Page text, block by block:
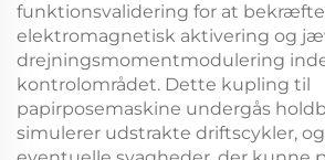
funktionsvalidering for at
elektromagnetisk aktivering og
drejningsmomentmodulering
kontrolområdet. Dette kupling til
papirposemaskine undergås
simulerer udstrakte driftscykler,